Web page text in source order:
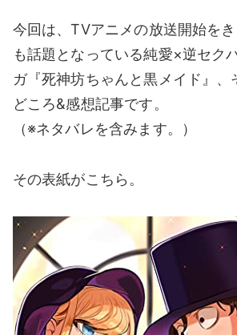
今回は、TVアニメの放送開始を
も話題となっている純愛×逆セク
ガ『死神坊ちゃんと黒メイド』、
どころ&感想記事です。
（※ネタバレを含みます。）
その表紙がこちら。